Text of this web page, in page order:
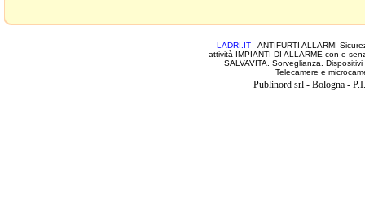
LADRI.IT - ANTIFURTI ALLARMI
attività IMPIANTI DI ALLARME con e
SALVAVITA. Sorveglianza.
Telecamere e
Publinord srl - Bologna -